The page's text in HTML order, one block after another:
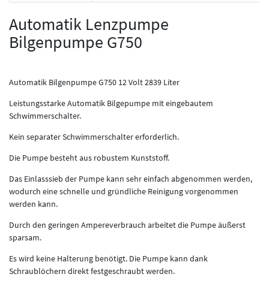
Automatik Lenzpumpe
Bilgenpumpe G750
Automatik Bilgenpumpe G750 12 Volt 2839 Liter
Leistungsstarke Automatik Bilgepumpe mit eingebautem
Schwimmerschalter.
Kein separater Schwimmerschalter erforderlich.
Die Pumpe besteht aus robustem Kunststoff.
Das Einlasssieb der Pumpe kann sehr einfach abgenommen werden,
wodurch eine schnelle und gründliche Reinigung vorgenommen
werden kann.
Durch den geringen Ampereverbrauch arbeitet die Pumpe äußerst
sparsam.
Es wird keine Halterung benötigt. Die Pumpe kann dank
Schraublöchern direkt festgeschraubt werden.